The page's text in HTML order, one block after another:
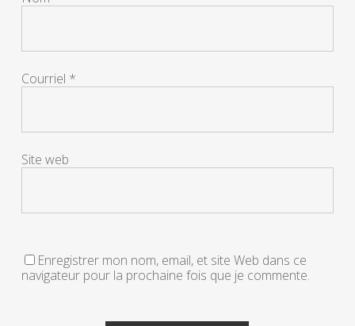
Courriel *
Site web
Enregistrer mon nom, email, et site Web dans ce
navigateur pour la prochaine fois que je commente.